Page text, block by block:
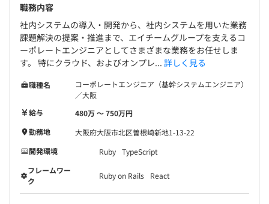
職務内容
社内システムの導入・開発から、社内システムを用いた業務
課題解決の提案・推進まで、エイチームグループを支えるコ
ーポレートエンジニアとしてさまざまな業務をお任せしま
す。 特にクラウド、およびオンプレ... 詳しく見る
職種名
コーポレートエンジニア（基幹システムエンジニア）
／大阪
給与
480万 〜 750万円
勤務地
大阪府大阪市北区曽根崎新地1-13-22
開発環境
Ruby TypeScript
フレームワー
ク
Ruby on Rails React